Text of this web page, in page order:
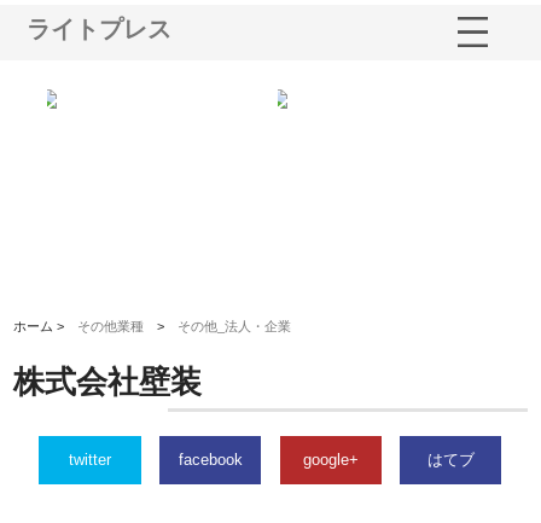
ライトプレス
ホーム > その他業種 > その他_法人・企業
株式会社壁装
twitter facebook google+ はてブ